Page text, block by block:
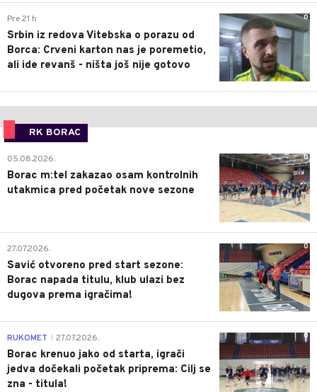
0
Pre 21 h
Srbin iz redova Vitebska o porazu od
Borca: Crveni karton nas je poremetio,
ali ide revanš - ništa još nije gotovo
RK BORAC
0
05.08.2026.
Borac m:tel zakazao osam kontrolnih
utakmica pred početak nove sezone
0
27.07.2026.
Savić otvoreno pred start sezone:
Borac napada titulu, klub ulazi bez
dugova prema igračima!
0
RUKOMET 27.07.2026.
Borac krenuo jako od starta, igrači
jedva dočekali početak priprema: Cilj se
zna - titula!